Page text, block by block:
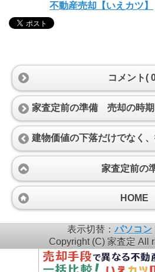
不動産売却【いえカツ】
コメント(
家査定前の
HOME
表示切替：パソコン
Copyright (C) 家査定 All